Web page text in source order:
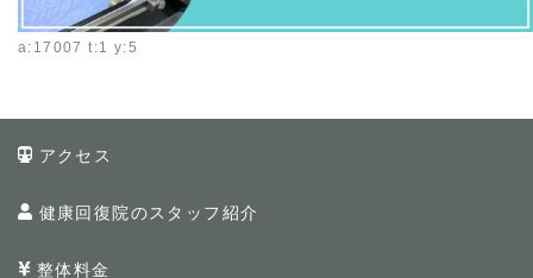
a:17007 t:1 y:5
アクセス
健康回復院のスタッフ紹介
整体料金